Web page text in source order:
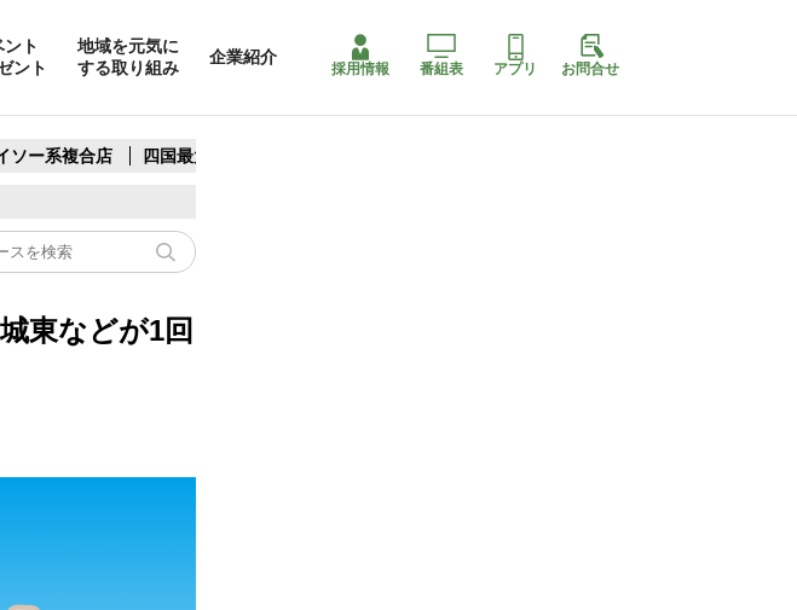
ント
ント
地域を元気に
する取り組み
企業紹介
採用情報 番組表 アプリ お問合せ
ソー系複合店 四国最大スリコ
東などが1回